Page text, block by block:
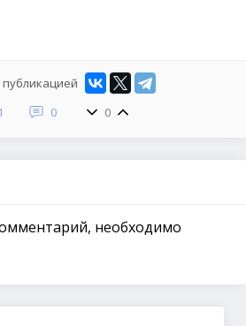
0 0
необходимо